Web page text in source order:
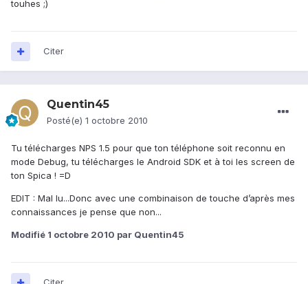
touhes ;)
Citer
Quentin45
Posté(e) 1 octobre 2010
Tu télécharges NPS 1.5 pour que ton téléphone soit reconnu en
mode Debug, tu télécharges le Android SDK et à toi les screen de
ton Spica ! =D
EDIT : Mal lu...Donc avec une combinaison de touche d’après mes
connaissances je pense que non...
Modifié 1 octobre 2010 par Quentin45